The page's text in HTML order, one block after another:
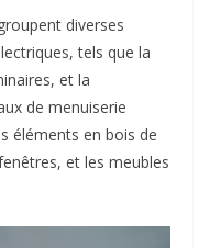
diverses
tels que la
et la
de menuiserie
éléments en bois de
et les meubles